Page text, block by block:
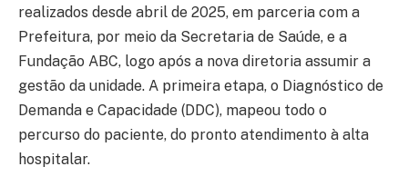
realizados desde abril de 2025, em parceria com a
Prefeitura, por meio da Secretaria de Saúde, e a
Fundação ABC, logo após a nova diretoria assumir a
gestão da unidade. A primeira etapa, o Diagnóstico de
Demanda e Capacidade (DDC), mapeou todo o
percurso do paciente, do pronto atendimento à alta
hospitalar.